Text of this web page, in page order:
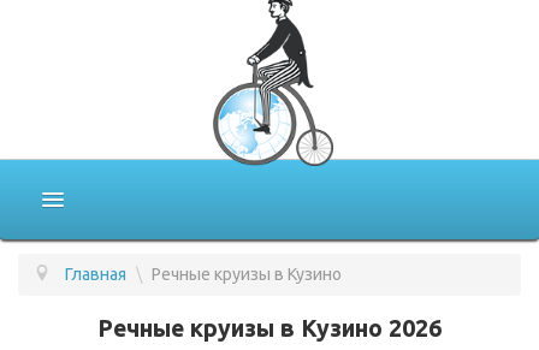
ПОДБОР ТУРА
ГОРЯЩИЕ ТУРЫ
Главная \ Речные круизы в Кузино
Речные круизы в Кузино 2026